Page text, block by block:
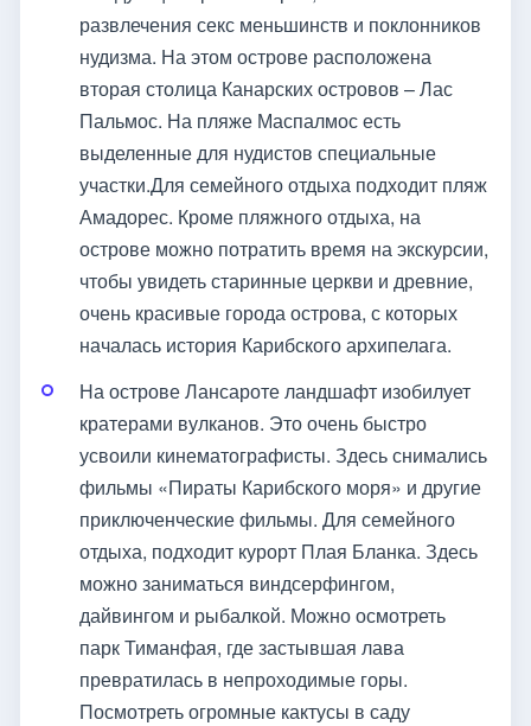
развлечения секс меньшинств и поклонников
нудизма. На этом острове расположена
вторая столица Канарских островов – Лас
Пальмос. На пляже Маспалмос есть
выделенные для нудистов специальные
участки.Для семейного отдыха подходит пляж
Амадорес. Кроме пляжного отдыха, на
острове можно потратить время на экскурсии,
чтобы увидеть старинные церкви и древние,
очень красивые города острова, с которых
началась история Карибского архипелага.
На острове Лансароте ландшафт изобилует
кратерами вулканов. Это очень быстро
усвоили кинематографисты. Здесь снимались
фильмы «Пираты Карибского моря» и другие
приключенческие фильмы. Для семейного
отдыха, подходит курорт Плая Бланка. Здесь
можно заниматься виндсерфингом,
дайвингом и рыбалкой. Можно осмотреть
парк Тиманфая, где застывшая лава
превратилась в непроходимые горы.
Посмотреть огромные кактусы в саду